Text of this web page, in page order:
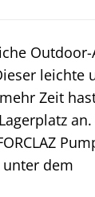
Outdoor-
leichte
Zeit
dem